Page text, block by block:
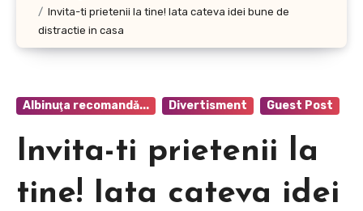
Invita-ti prietenii la tine! Iata cateva idei bune de
distractie in casa
Albinuţa recomandă... Divertisment Guest Post
Invita-ti prietenii la
tine! Iata cateva idei